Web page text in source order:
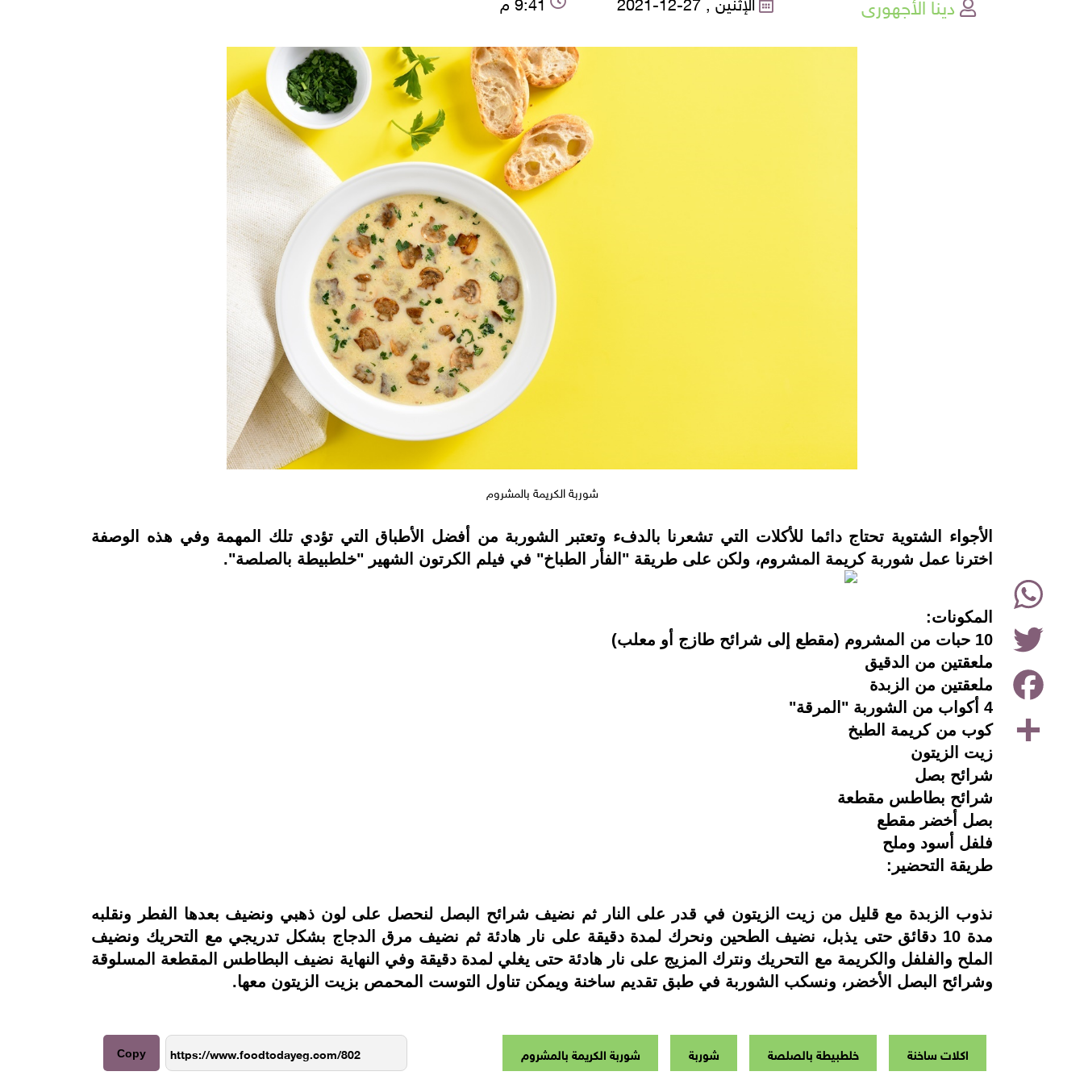
شوربة الكريمة بالمشروم
Share
Facebook
Twitter
WhatsApp
instagramالأجواء الشتوية تحتاج دائما للأكلات التي تشعرنا بالدفء وتعتبر الشوربة من أفضل الأطباق التي تؤدي تلك المهمة وفي هذه الوصفة
اخترنا عمل شوربة كريمة المشروم، ولكن على طريقة "الفأر الطباخ" في فيلم الكرتون الشهير "خلطبيطة بالصلصة".
المكونات:
10 حبات من المشروم (مقطع إلى شرائح طازج أو معلب)
ملعقتين من الدقيق
ملعقتين من الزبدة
4 أكواب من الشوربة "المرقة"
كوب من كريمة الطبخ
زيت الزيتون
شرائح بصل
شرائح بطاطس مقطعة
بصل أخضر مقطع
فلفل أسود وملح
طريقة التحضير:
نذوب الزبدة مع قليل من زيت الزيتون في قدر على النار ثم نضيف شرائح البصل لنحصل على لون ذهبي ونضيف بعدها الفطر ونقلبه
مدة 10 دقائق حتى يذبل، نضيف الطحين ونحرك لمدة دقيقة على نار هادئة ثم نضيف مرق الدجاج بشكل تدريجي مع التحريك ونضيف
الملح والفلفل والكريمة مع التحريك ونترك المزيج على نار هادئة حتى يغلي لمدة دقيقة وفي النهاية نضيف البطاطس المقطعة المسلوقة
وشرائح البصل الأخضر، ونسكب الشوربة في طبق تقديم ساخنة ويمكن تناول التوست المحمص بزيت الزيتون معها.
اكلات ساخنة خلطبيطة بالصلصة شوربة شوربة الكريمة بالمشروم Copy